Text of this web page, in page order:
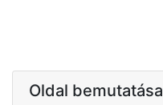
Oldal bemutatása